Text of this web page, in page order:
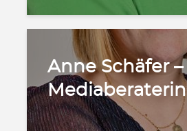
Anne Schäfer –
Mediaberaterin